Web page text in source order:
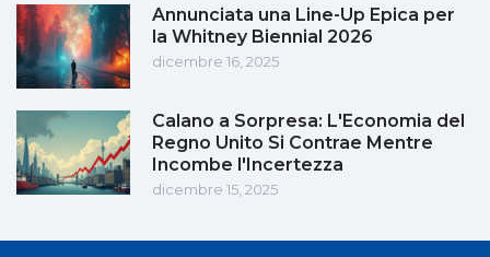
Annunciata una Line-Up Epica per
la Whitney Biennial 2026
dicembre 16, 2025
Calano a Sorpresa: L'Economia del
Regno Unito Si Contrae Mentre
Incombe l'Incertezza
dicembre 15, 2025